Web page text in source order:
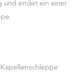
und endet ein einer